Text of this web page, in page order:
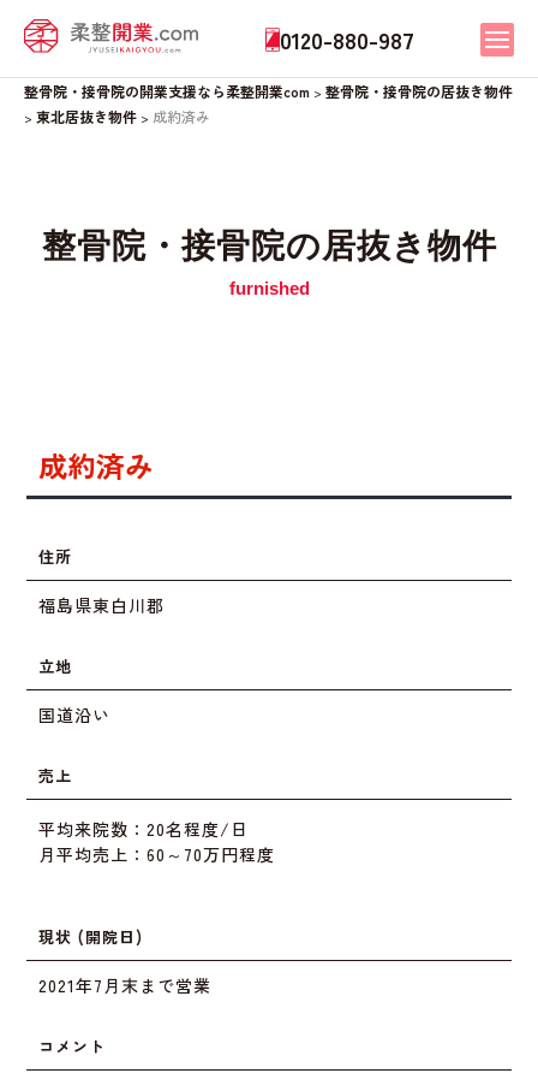
0120-880-987
整骨院・接骨院の開業支援なら柔整開業com > 整骨院・接骨院の居抜き物件
> 東北居抜き物件 > 成約済み
整骨院・接骨院の居抜き物件
成約済み
住所
福島県東白川郡
立地
国道沿い
売上
平均来院数：20名程度/日
月平均売上：60～70万円程度
現状 (開院日)
2021年7月末まで営業
コメント